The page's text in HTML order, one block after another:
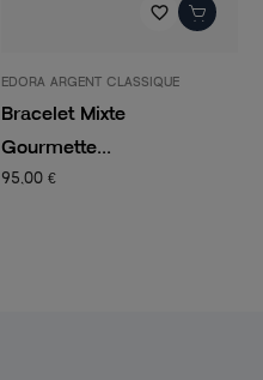
favorite_border
EDORA ARGENT CLASSIQUE
Bracelet Mixte
Gourmette...
95,00 €